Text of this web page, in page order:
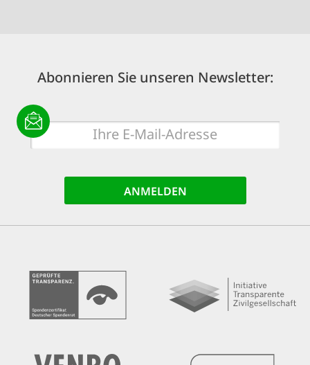
Abonnieren Sie unseren Newsletter:
E-
Mail